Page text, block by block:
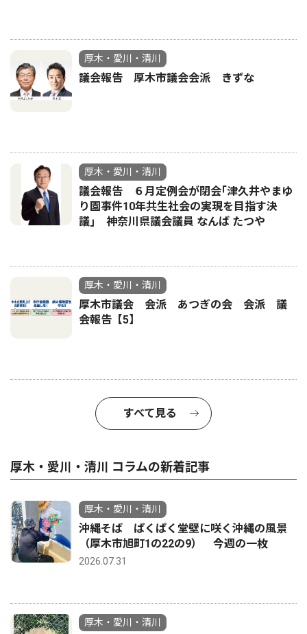
厚木・愛川・清川
議会報告 厚木市議会会派 きずな
厚木・愛川・清川
議会報告 ６月定例会が閉会｢津久井やまゆ
り園事件10年共生社会の実現を目指す決
議｣ 神奈川県議会議員 なんば たつや
厚木・愛川・清川
厚木市議会 会派 あつぎの会 会派 議
会報告【5】
すべて見る
厚木・愛川・清川 コラムの新着記事
厚木・愛川・清川
沖縄そば ぱくぱく堂壁に咲く沖縄の風景
（厚木市旭町1の22の9） 今週の一枚
2026.07.31
厚木・愛川・清川